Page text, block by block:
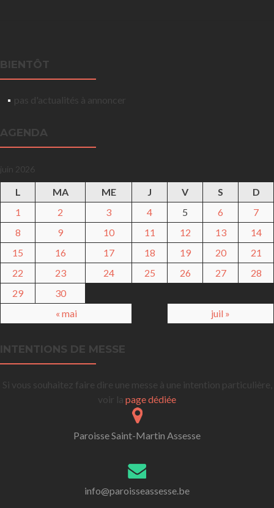
BIENTÔT
pas d'actualités à annoncer
AGENDA
juin 2026
L MA ME J V S
D
1
2 3 4 5 6
7
8
9 10 11 12 13
14
15
16 17 18 19 20
21
22
23 24 25 26 27
28
29
30
« mai
juil »
INTENTIONS DE MESSE
Si vous souhaitez faire dire une messe à une intention particulière,
voir la page dédiée
Paroisse Saint-Martin Assesse
info@paroisseassesse.be